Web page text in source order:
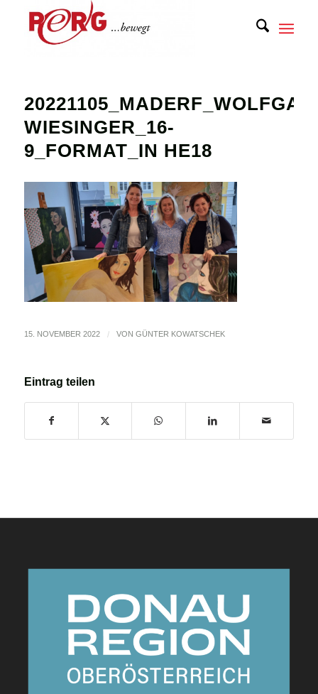
WIESINGER_16-
9_FORMAT_IN HE18
15. NOVEMBER 2022 / VON GÜNTER KOWATSCHEK
Eintrag teilen